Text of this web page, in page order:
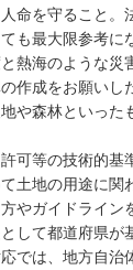
命を守ること
も最大限参考
熱海のような
作成をお願い
や森林といった
可等の技術的基
土地の用途に
やガイドライン
して都道府県が
では、地方自治